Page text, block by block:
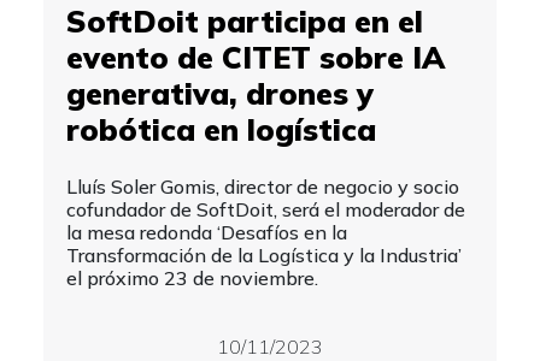
SoftDoit participa en el
evento de CITET sobre IA
generativa, drones y
robótica en logística
Lluís Soler Gomis, director de negocio y socio
cofundador de SoftDoit, será el moderador de
la mesa redonda ‘Desafíos en la
Transformación de la Logística y la Industria’
el próximo 23 de noviembre.
10/11/2023